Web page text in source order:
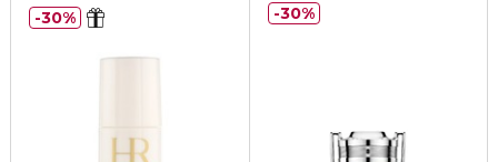
30% 30%